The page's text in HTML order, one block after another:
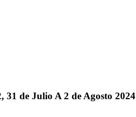
de Julio A 2 de Agosto 2024